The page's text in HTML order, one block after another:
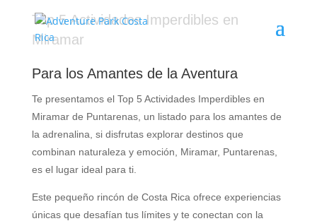
Top 5 Actividades Imperdibles en
Miramar
Para los Amantes de la Aventura
Te presentamos el Top 5 Actividades Imperdibles en
Miramar de Puntarenas, un listado para los amantes de
la adrenalina, si disfrutas explorar destinos que
combinan naturaleza y emoción, Miramar, Puntarenas,
es el lugar ideal para ti.
Este pequeño rincón de Costa Rica ofrece experiencias
únicas que desafían tus límites y te conectan con la